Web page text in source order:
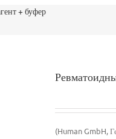
+ буфер
(Human GmbH,